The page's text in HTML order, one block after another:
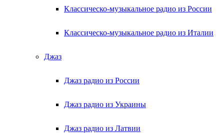
Классическо-музыкальное радио из России
Классическо-музыкальное радио из Италии
Джаз
Джаз радио из России
Джаз радио из Украины
Джаз радио из Латвии